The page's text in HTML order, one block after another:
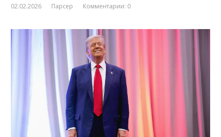
02.02.2026 Парсер Комментарии: 0